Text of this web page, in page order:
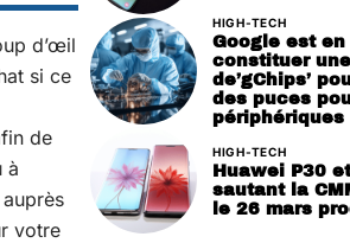
d’œil
si ce
de
à
votre
HIGH-TECH
Google est
constituer
de’gChips’
des puces
périphériques
HIGH-TECH
Huawei P30
sautant la
le 26 mars